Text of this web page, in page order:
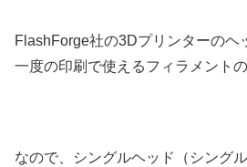
FlashForge社の3Dプリンターのヘ
一度の印刷で使えるフィラメント
なので、シングルヘッド（シング